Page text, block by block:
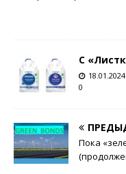
С
18.01.2024
0
Пока